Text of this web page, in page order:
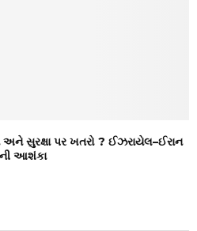
સુરક્ષા પર ખતરો ? ઈઝરાયેલ–ઈરાન
આશંકા